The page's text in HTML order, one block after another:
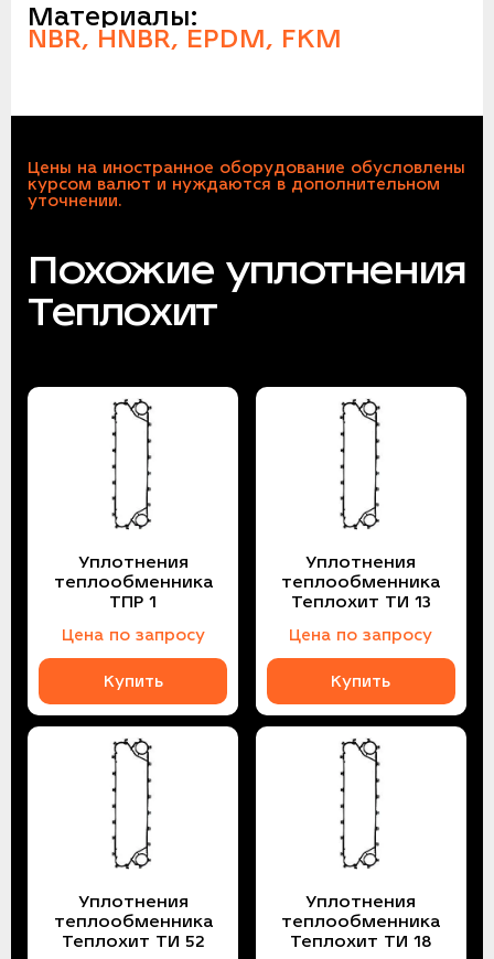
Материалы:
NBR, HNBR, EPDM, FKM
Цены на иностранное оборудование обусловлены
курсом валют и нуждаются в дополнительном
уточнении.
Похожие уплотнения
Теплохит
Уплотнения
теплообменника
ТПР 1
Цена по запросу
Купить
Уплотнения
теплообменника
Теплохит ТИ 13
Цена по запросу
Купить
Уплотнения
теплообменника
Теплохит ТИ 52
Уплотнения
теплообменника
Теплохит ТИ 18